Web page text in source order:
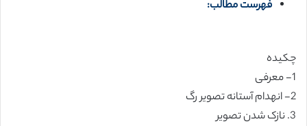
فهرست مطالب:
چکیده
1- معرفی
2- انهدام آستانه تصویر رگ
3. نازک شدن تصویر